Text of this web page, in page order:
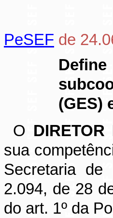
PeSEF de
(GES)
O
sua
Secretaria de
2.094, de 28
do art. 1º da